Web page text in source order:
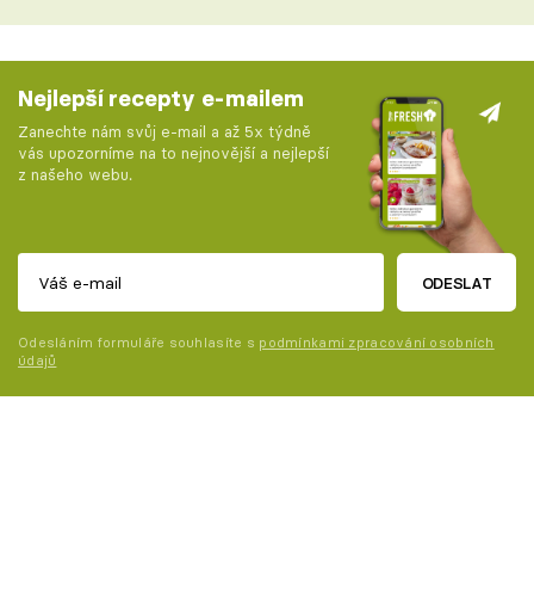
Nejlepší recepty e-mailem
Zanechte nám svůj e-mail a až 5x týdně
vás upozorníme na to nejnovější a nejlepší
z našeho webu.
ODESLAT
Odesláním formuláře souhlasíte s podmínkami zpracování osobních
údajů